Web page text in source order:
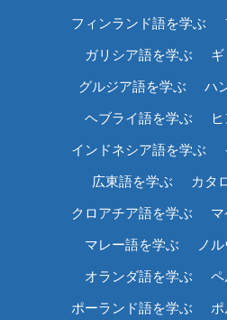
フィンランド語を学ぶ
ガリシア語を学ぶ
グルジア語を学ぶ ハ
ヘブライ語を学ぶ
インドネシア語を学ぶ
広東語を学ぶ カタ
クロアチア語を学ぶ
マレー語を学ぶ ノ
オランダ語を学ぶ ペ
ポーランド語を学ぶ